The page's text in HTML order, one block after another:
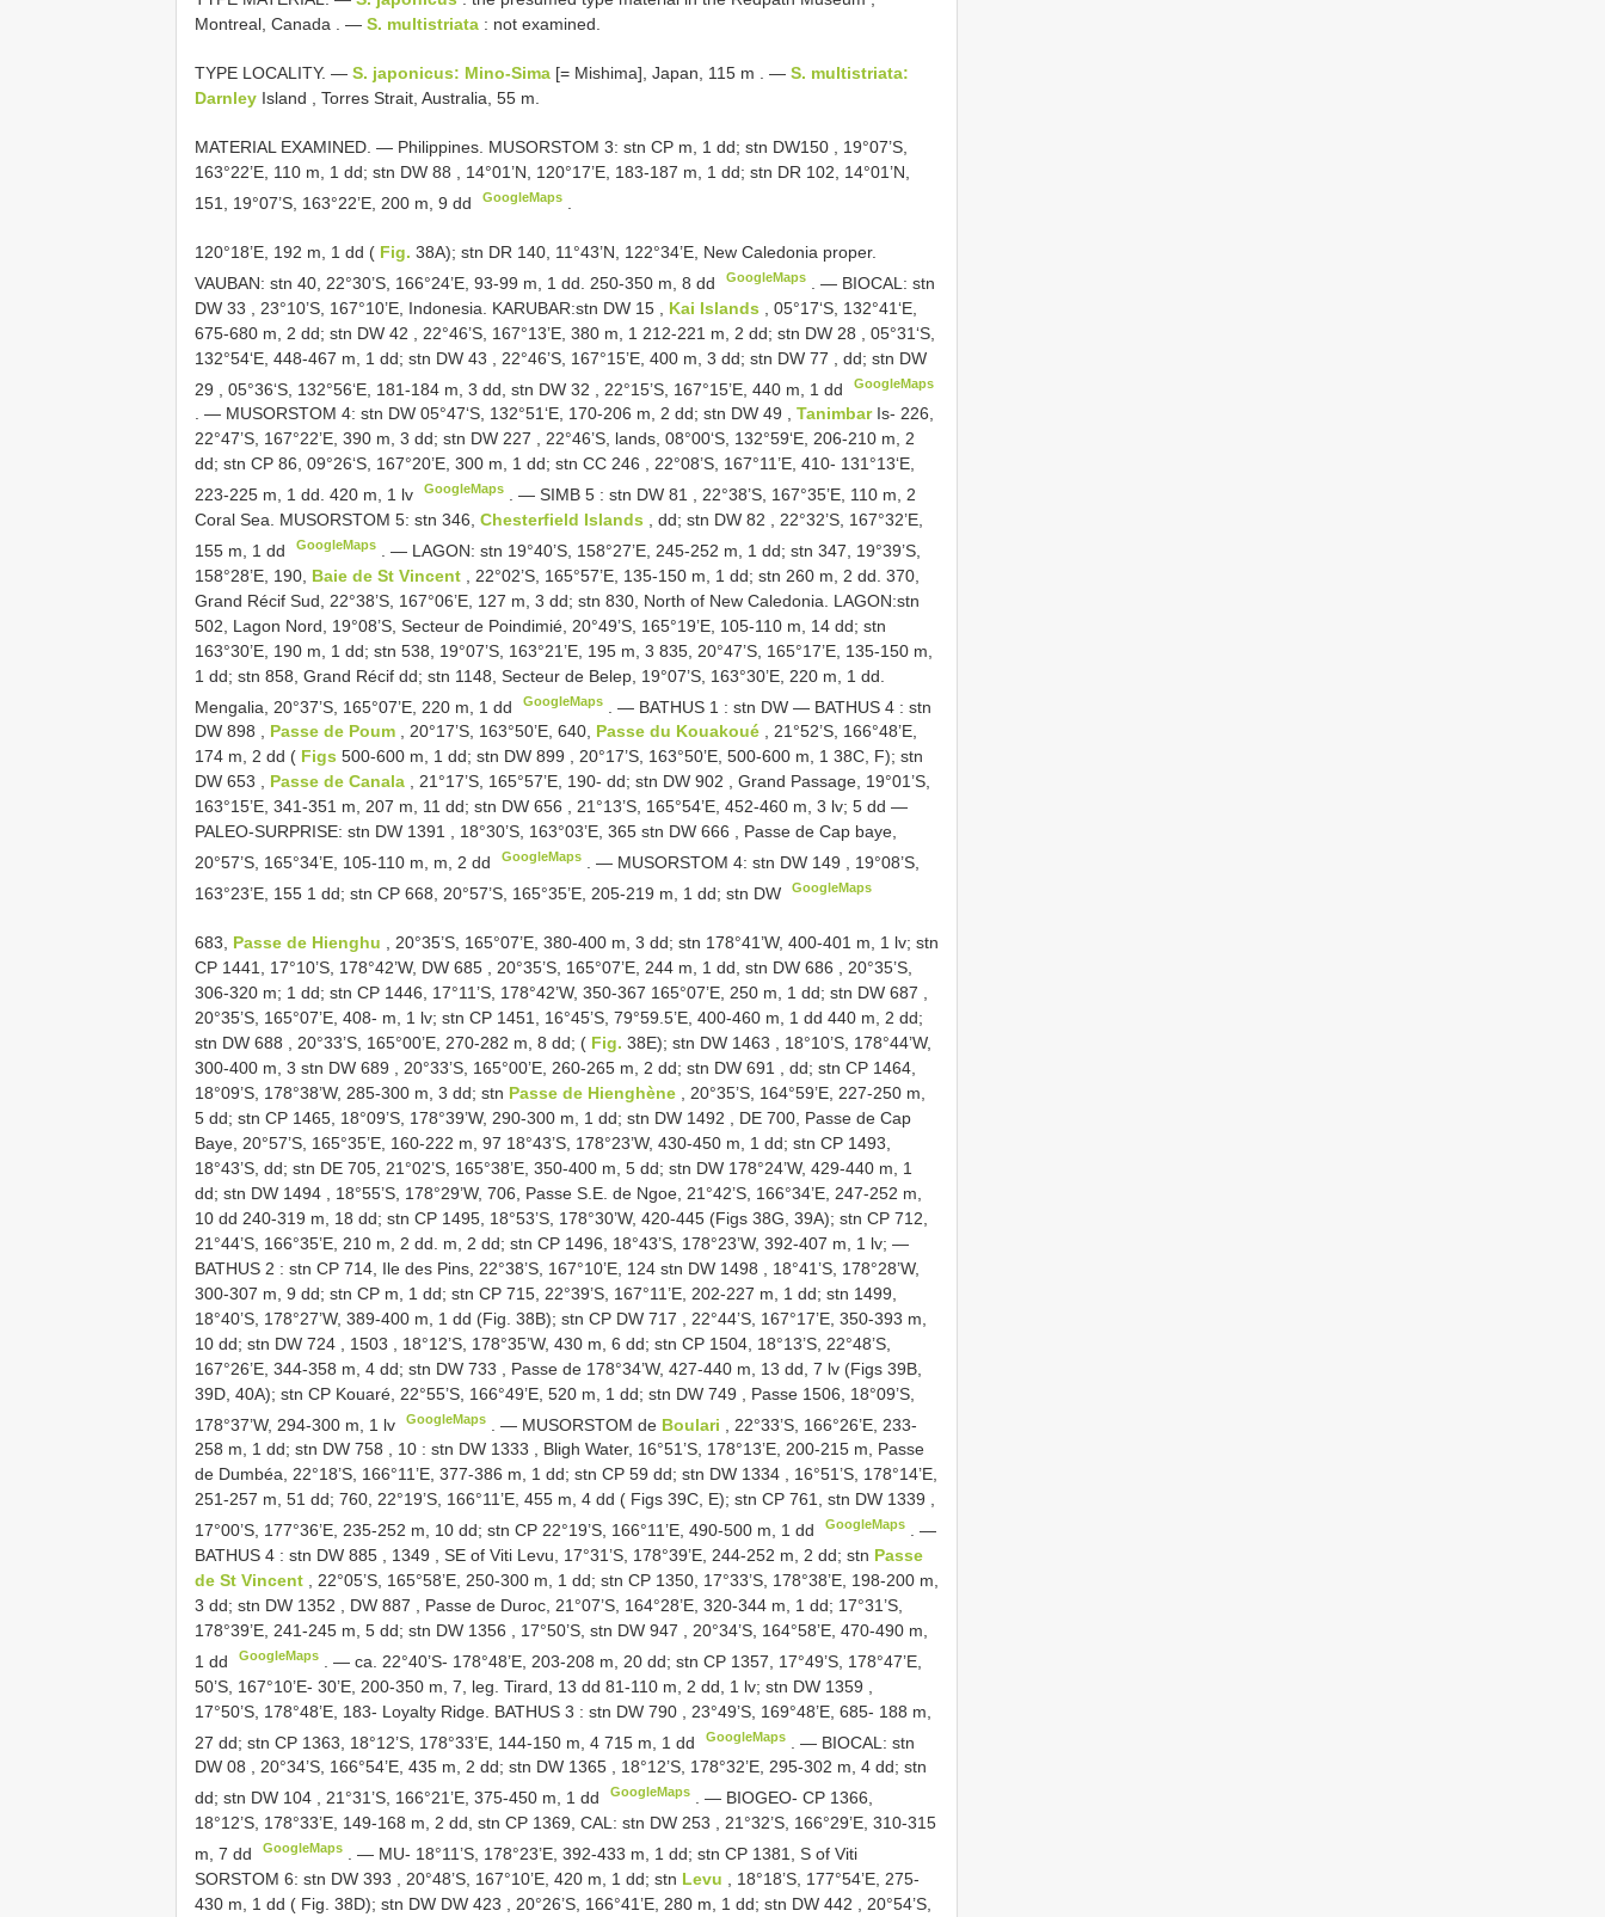
Montreal, Canada . — S. multistriata : not examined.
TYPE LOCALITY. — S. japonicus: Mino-Sima [= Mishima], Japan, 115 m . — S. multistriata:
Darnley Island , Torres Strait, Australia, 55 m.
MATERIAL EXAMINED. — Philippines. MUSORSTOM 3: stn CP m, 1 dd; stn DW150 , 19°07’S,
163°22’E, 110 m, 1 dd; stn DW 88 , 14°01’N, 120°17’E, 183-187 m, 1 dd; stn DR 102, 14°01’N,
151, 19°07’S, 163°22’E, 200 m, 9 dd
GoogleMaps
120°18’E, 192 m, 1 dd ( Fig. 38A); stn DR 140, 11°43’N, 122°34’E, New Caledonia proper.
VAUBAN: stn 40, 22°30’S, 166°24’E, 93-99 m, 1 dd. 250-350 m, 8 dd
GoogleMaps . — BIOCAL: stn
DW 33 , 23°10’S, 167°10’E, Indonesia. KARUBAR:stn DW 15 Kai Islands
, 05°17‘S, 132°41‘E,
675-680 m, 2 dd; stn DW 42 , 22°46’S, 167°13’E, 380 m, 1 212-221 m, 2 dd; stn DW 28 , 05°31‘S,
132°54‘E, 448-467 m, 1 dd; stn DW 43 , 22°46’S, 167°15’E, 400 m, 3 dd; stn DW 77 , dd; stn DW
29 , 05°36‘S, 132°56‘E, 181-184 m, 3 dd, stn DW 32 , 22°15’S, 167°15’E, 440 m, 1 dd GoogleMaps
. — MUSORSTOM 4: stn DW 05°47‘S, 132°51‘E, 170-206 m, 2 dd; stn DW 49 , Tanimbar Is- 226,
22°47’S, 167°22’E, 390 m, 3 dd; stn DW 227 , 22°46’S, lands, 08°00‘S, 132°59‘E, 206-210 m, 2
dd; stn CP 86, 09°26‘S, 167°20’E, 300 m, 1 dd; stn CC 246 , 22°08’S, 167°11’E, 410- 131°13‘E,
223-225 m, 1 dd. 420 m, 1 lv
GoogleMaps . —SIMB 5 : stn DW 81
, 22°38’S, 167°35’E, 110 m, 2
Coral Sea. MUSORSTOM 5: stn 346, Chesterfield Islands , dd; stn DW 82 , 22°32’S, 167°32’E,
155 m, 1 dd
GoogleMaps . — LAGON: stn 19°40’S, 158°27’E, 245-252 m, 1 dd; stn 347, 19°39’S,
158°28’E, 190, Baie de St Vincent
, 22°02’S, 165°57’E, 135-150 m, 1 dd; stn 260 m, 2 dd. 370,
Grand Récif Sud, 22°38’S, 167°06’E, 127 m, 3 dd; stn 830, North of New Caledonia. LAGON:stn
502, Lagon Nord, 19°08’S, Secteur de Poindimié, 20°49’S, 165°19’E, 105-110 m, 14 dd; stn
163°30’E, 190 m, 1 dd; stn 538, 19°07’S, 163°21’E, 195 m, 3 835, 20°47’S, 165°17’E, 135-150 m,
1 dd; stn 858, Grand Récif dd; stn 1148, Secteur de Belep, 19°07’S, 163°30’E, 220 m, 1 dd.
Mengalia, 20°37’S, 165°07’E, 220 m, 1 dd
GoogleMaps . — BATHUS 1 : stn DW — BATHUS 4 : stn
DW 898 , Passe de Poum , 20°17’S, 163°50’E, 640, Passe du Kouakoué , 21°52’S, 166°48’E,
174 m, 2 dd ( Figs 500-600 m, 1 dd; stn DW 899 , 20°17’S, 163°50’E, 500-600 m, 1 38C, F); stn
DW 653 , Passe de Canala , 21°17’S, 165°57’E, 190- dd; stn DW 902 , Grand Passage, 19°01’S,
163°15’E, 341-351 m, 207 m, 11 dd; stn DW 656 , 21°13’S, 165°54’E, 452-460 m, 3 lv; 5 dd —
PALEO-SURPRISE: stn DW 1391 , 18°30’S, 163°03’E, 365 stn DW 666 , Passe de Cap baye,
20°57’S, 165°34’E, 105-110 m, m, 2 dd
GoogleMaps . — MUSORSTOM 4: stn DW 149 , 19°08’S,
163°23’E, 155 1 dd; stn CP 668, 20°57’S, 165°35’E, 205-219 m, 1 dd; stn DW
GoogleMaps
683, Passe de Hienghu
, 20°35’S, 165°07’E, 380-400 m, 3 dd; stn 178°41’W, 400-401 m, 1 lv; stn
CP 1441, 17°10’S, 178°42’W, DW 685 , 20°35’S, 165°07’E, 244 m, 1 dd, stn DW 686 , 20°35’S,
306-320 m; 1 dd; stn CP 1446, 17°11’S, 178°42’W, 350-367 165°07’E, 250 m, 1 dd; stn DW 687
20°35’S, 165°07’E, 408- m, 1 lv; stn CP 1451, 16°45’S, 79°59.5’E, 400-460 m, 1 dd 440 m, 2 dd;
stn DW 688 , 20°33’S, 165°00’E, 270-282 m, 8 dd; ( Fig. 38E); stn DW 1463 , 18°10’S, 178°44’W,
300-400 m, 3 stn DW 689 , 20°33’S, 165°00’E, 260-265 m, 2 dd; stn DW 691
, dd; stn CP 1464,
18°09’S, 178°38’W, 285-300 m, 3 dd; stn Passe de Hienghène
, 20°35’S, 164°59’E, 227-250 m,
5 dd; stn CP 1465, 18°09’S, 178°39’W, 290-300 m, 1 dd; stn DW 1492 , DE 700, Passe de Cap
Baye, 20°57’S, 165°35’E, 160-222 m, 97 18°43’S, 178°23’W, 430-450 m, 1 dd; stn CP 1493,
18°43’S, dd; stn DE 705, 21°02’S, 165°38’E, 350-400 m, 5 dd; stn DW 178°24’W, 429-440 m, 1
dd; stn DW 1494 , 18°55’S, 178°29’W, 706, Passe S.E. de Ngoe, 21°42’S, 166°34’E, 247-252 m,
10 dd 240-319 m, 18 dd; stn CP 1495, 18°53’S, 178°30’W, 420-445 (Figs 38G, 39A); stn CP 712,
21°44’S, 166°35’E, 210 m, 2 dd. m, 2 dd; stn CP 1496, 18°43’S, 178°23’W, 392-407 m, 1 lv; —
BATHUS 2 : stn CP 714, Ile des Pins, 22°38’S, 167°10’E, 124 stn DW 1498 , 18°41’S, 178°28’W,
300-307 m, 9 dd; stn CP m, 1 dd; stn CP 715, 22°39’S, 167°11’E, 202-227 m, 1 dd; stn 1499,
18°40’S, 178°27’W, 389-400 m, 1 dd (Fig. 38B); stn CP DW 717 , 22°44’S, 167°17’E, 350-393 m,
10 dd; stn DW 724 1503 , 18°12’S, 178°35’W, 430 m, 6 dd; stn CP 1504, 18°13’S, 22°48’S,
167°26’E, 344-358 m, 4 dd; stn DW 733 , Passe de 178°34’W, 427-440 m, 13 dd, 7 lv (Figs 39B,
39D, 40A); stn CP Kouaré, 22°55’S, 166°49’E, 520 m, 1 dd; stn DW 749 , Passe 1506, 18°09’S,
178°37’W, 294-300 m, 1 lv
GoogleMaps . — MUSORSTOM de Boulari
, 22°33’S, 166°26’E, 233-
258 m, 1 dd; stn DW 758 , 10 : stn DW 1333 , Bligh Water, 16°51’S, 178°13’E, 200-215 m, Passe
de Dumbéa, 22°18’S, 166°11’E, 377-386 m, 1 dd; stn CP 59 dd; stn DW 1334 , 16°51’S, 178°14’E,
251-257 m, 51 dd; 760, 22°19’S, 166°11’E, 455 m, 4 dd ( Figs 39C, E); stn CP 761, stn DW 1339 ,
17°00’S, 177°36’E, 235-252 m, 10 dd; stn CP 22°19’S, 166°11’E, 490-500 m, 1 dd
GoogleMaps
. —
BATHUS 4 : stn DW 885 1349 , SE of Viti Levu, 17°31’S, 178°39’E, 244-252 m, 2 dd; stn Passe
de St Vincent
, 22°05’S, 165°58’E, 250-300 m, 1 dd; stn CP 1350, 17°33’S, 178°38’E, 198-200 m,
3 dd; stn DW 1352 DW 887 , Passe de Duroc, 21°07’S, 164°28’E, 320-344 m, 1 dd; 17°31’S,
178°39’E, 241-245 m, 5 dd; stn DW 1356 , 17°50’S, stn DW 947 , 20°34’S, 164°58’E, 470-490 m,
1 dd
GoogleMaps . —ca. 22°40’S- 178°48’E, 203-208 m, 20 dd; stn CP 1357, 17°49’S, 178°47’E,
50’S, 167°10’E- 30’E, 200-350 m, 7, leg. Tirard, 13 dd 81-110 m, 2 dd, 1 lv; stn DW 1359
17°50’S, 178°48’E, 183- Loyalty Ridge. BATHUS 3 : stn DW 790 , 23°49’S, 169°48’E, 685- 188 m,
27 dd; stn CP 1363, 18°12’S, 178°33’E, 144-150 m, 4 715 m, 1 dd
GoogleMaps . — BIOCAL: stn
DW 08 , 20°34’S, 166°54’E, 435 m, 2 dd; stn DW 1365 , 18°12’S, 178°32’E, 295-302 m, 4 dd; stn
dd; stn DW 104 , 21°31’S, 166°21’E, 375-450 m, 1 dd GoogleMaps . — BIOGEO- CP 1366,
18°12’S, 178°33’E, 149-168 m, 2 dd, stn CP 1369, CAL: stn DW 253 , 21°32’S, 166°29’E, 310-315
m, 7 dd
GoogleMaps . — MU- 18°11’S, 178°23’E, 392-433 m, 1 dd; stn CP 1381, S of Viti
SORSTOM 6: stn DW 393 , 20°48’S, 167°10’E, 420 m, 1 dd; stn Levu
, 18°18’S, 177°54’E, 275-
430 m, 1 dd ( Fig. 38D); stn DW DW 423 , 20°26’S, 166°41’E, 280 m, 1 dd; stn DW 442 , 20°54’S,